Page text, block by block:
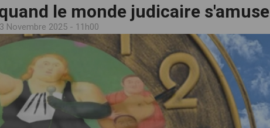
le monde judicaire s'amuse
Novembre 2025 - 11h00